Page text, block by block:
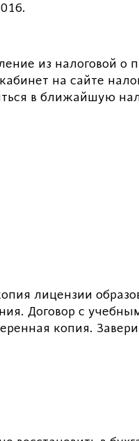
из налоговой о
на сайте
в ближайшую
лицензии
Договор с
копия.